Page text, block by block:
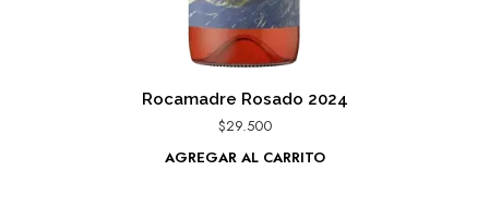
Rocamadre Rosado 2024
$29.500
AGREGAR AL CARRITO